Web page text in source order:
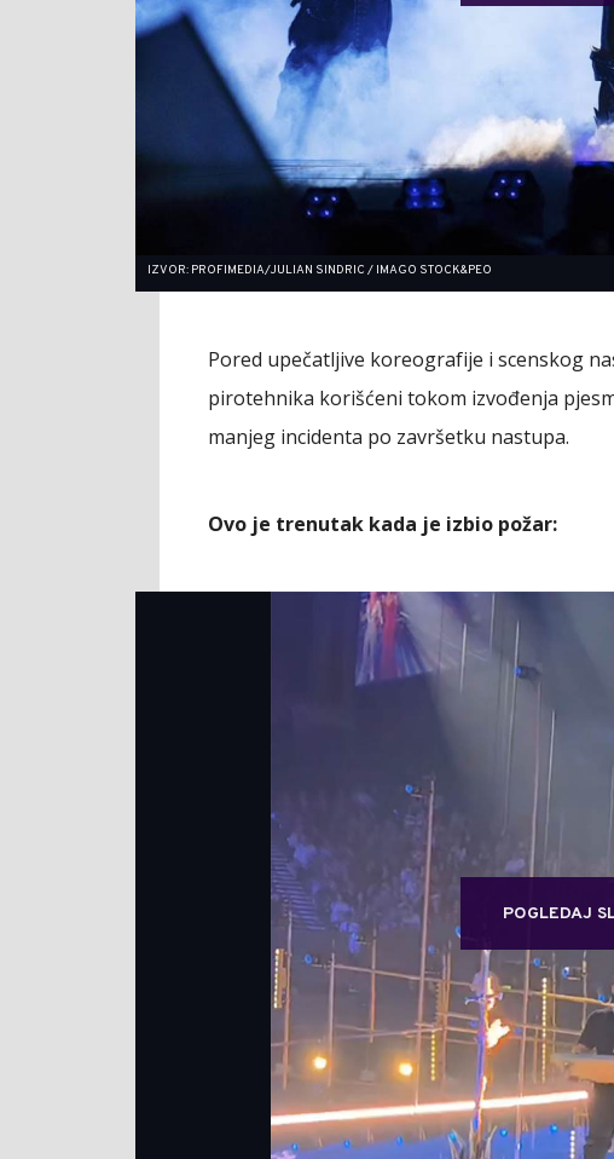
IZVOR: PROFIMEDIA/JULIAN SINDRIC / IMAGO STOCK&PEO
Pored upečatljive koreografije i scenskog
pirotehnika korišćeni tokom izvođenja
manjeg incidenta po završetku nastupa.
Ovo je trenutak kada je izbio požar:
POGLEDAJ